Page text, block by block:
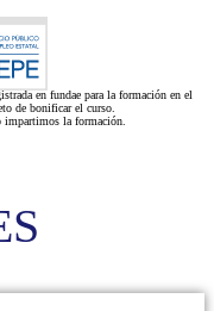
en fundae para la formación en el
de bonificar el curso.
impartimos la formación.